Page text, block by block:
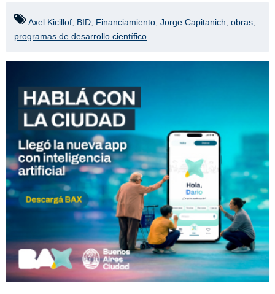
Axel Kicillof BID Financiamiento ,Jorge Capitanich ,obras
programas de desarrollo científico